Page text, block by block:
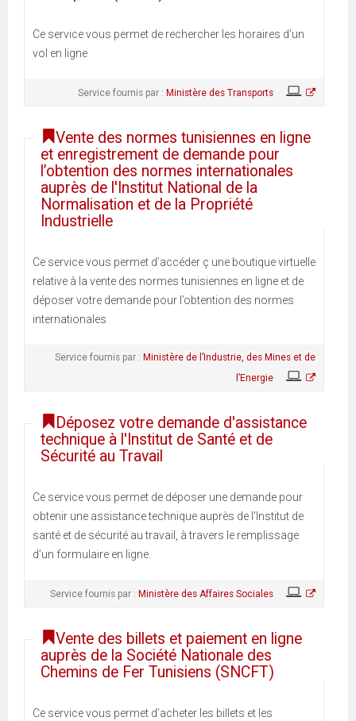
Ce service vous permet de rechercher les horaires d’un
vol en ligne
Service fournis par : Ministère des Transports
Vente des normes tunisiennes en ligne
et enregistrement de demande pour
l’obtention des normes internationales
auprès de l'Institut National de la
Normalisation et de la Propriété
Industrielle
Ce service vous permet d’accéder ç une boutique virtuelle
relative à la vente des normes tunisiennes en ligne et de
déposer votre demande pour l’obtention des normes
internationales
Service fournis par : Ministère de l’Industrie, des Mines et de
l’Energie
Déposez votre demande d'assistance
technique à l'Institut de Santé et de
Sécurité au Travail
Ce service vous permet de déposer une demande pour
obtenir une assistance technique auprès de l'Institut de
santé et de sécurité au travail, à travers le remplissage
d’un formulaire en ligne.
Service fournis par : Ministère des Affaires Sociales
Vente des billets et paiement en ligne
auprès de la Société Nationale des
Chemins de Fer Tunisiens (SNCFT)
Ce service vous permet d’acheter les billets et les